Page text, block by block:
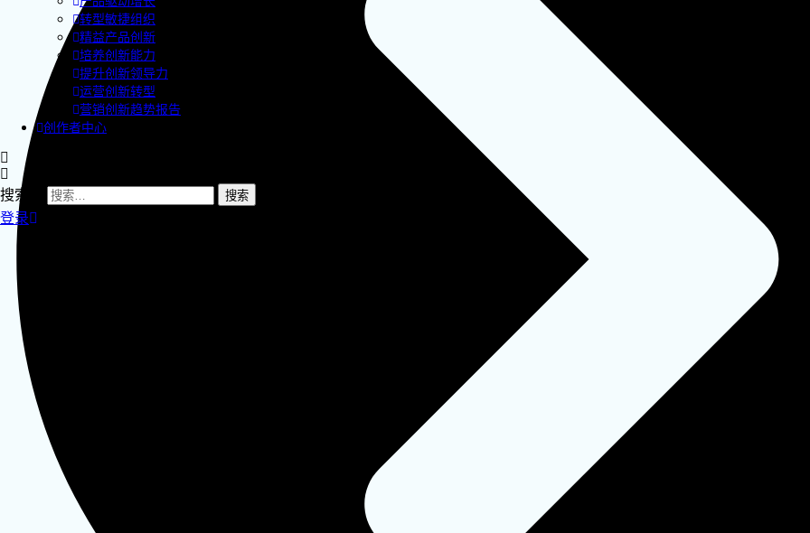
转型敏捷组织
精益产品创新
培养创新能力
提升创新领导力
运营创新转型
营销创新趋势报告
创作者中心
搜索：
登录